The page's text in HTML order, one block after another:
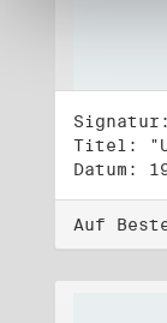
Signatur:
Titel:
Datum:
Auf